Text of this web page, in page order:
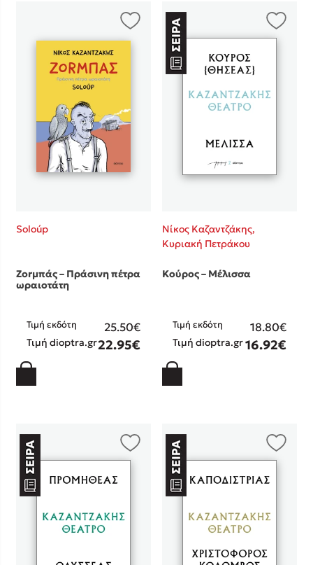
Soloúp
Ζοrμπάς – Πράσινη πέτρα
ωραιοτάτη
Τιμή εκδότη 25.50€
Τιμή dioptra.gr22.95€
Νίκος Καζαντζάκης,
Κυριακή Πετράκου
Κούρος – Μέλισσα
Τιμή εκδότη 18.80€
Τιμή dioptra.gr16.92€